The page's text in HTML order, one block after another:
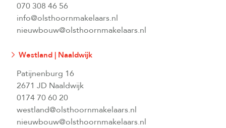
070 308 46 56
info@olsthoornmakelaars.nl
nieuwbouw@olsthoornmakelaars.nl
Westland | Naaldwijk
Patijnenburg 16
2671 JD Naaldwijk
0174 70 60 20
westland@olsthoornmakelaars.nl
nieuwbouw@olsthoornmakelaars.nl